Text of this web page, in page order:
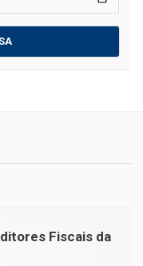
Fiscais da